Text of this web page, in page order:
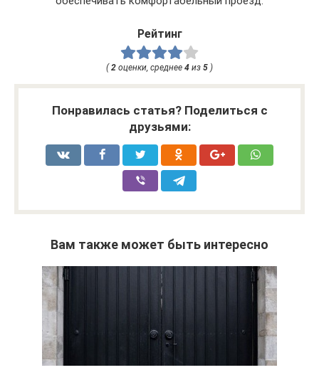
Рейтинг
(2 оценки, среднее 4 из 5 )
Понравилась статья? Поделиться с
друзьями:
Вам также может быть интересно